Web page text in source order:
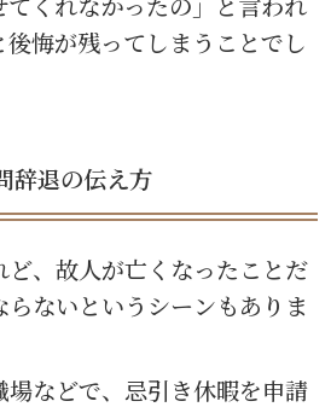
悔が残ってしまうことでし
辞退の伝え方
、故人が亡くなったことだ
ないというシーンもありま
場などで、忌引き休暇を申請